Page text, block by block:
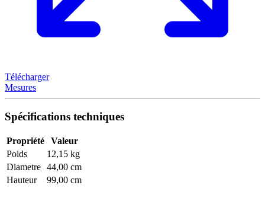
Télécharger
Mesures
Spécifications techniques
Propriété
Valeur
Poids
12,15 kg
Diametre 44,00 cm
Hauteur
99,00 cm